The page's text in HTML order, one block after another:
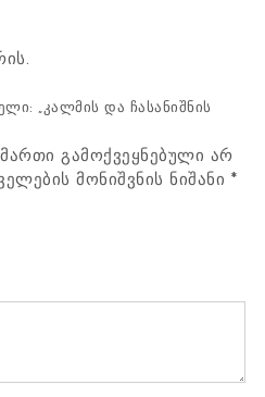
„კალმის და ჩასანიშნის
გამოქვეყნებული არ
მონიშვნის ნიშანი *